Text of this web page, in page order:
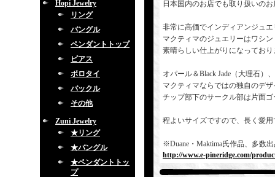
Hopi Jewelry
リング
バングル
ペンダントトップ
ピアス
ボロタイ
バックル
その他
Zuni Jewelry
★リング
★バングル
★ペンダントトッ
プ
日本国内のお店でも取り扱いの
非常に高価でインディアンジュ
マクティマのジュエリーはワシ
素晴らしい仕上がりになっており
オパール＆Black Jade（大理石）
マクティマならではの独自のデ
チップ部下のサークル部は片面
程よいサイズですので、長く愛
※Duane・Maktima氏作品、多数
http://www.e-pineridge.com/